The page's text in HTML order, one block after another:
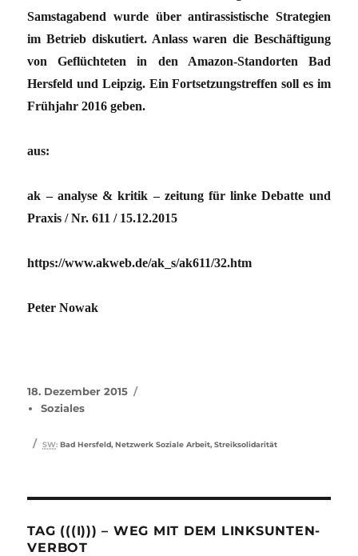
Samstagabend wurde über antirassistische Strategien
im Betrieb diskutiert. Anlass waren die Beschäftigung
von Geflüchteten in den Amazon-Standorten Bad
Hersfeld und Leipzig. Ein Fortsetzungstreffen soll es im
Frühjahr 2016 geben.
aus:
ak – analyse & kritik – zeitung für linke Debatte und
Praxis / Nr. 611 / 15.12.2015
https://www.akweb.de/ak_s/ak611/32.htm
Peter Nowak
Veröffentlicht
am
18. Dezember 2015
Soziales
Schlagwörter
SW: Bad Hersfeld,Netzwerk Soziale Arbeit,Streiksolidarität
TAG (((I))) – WEG MIT DEM LINKSUNTEN-
VERBOT